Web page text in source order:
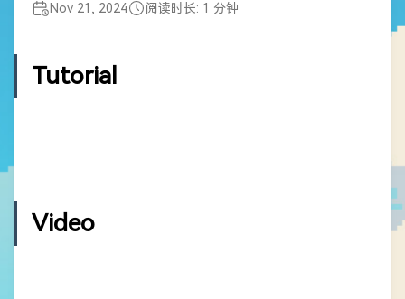
Nov 21, 2024 阅读时长: 1 分钟
Tutorial
Video